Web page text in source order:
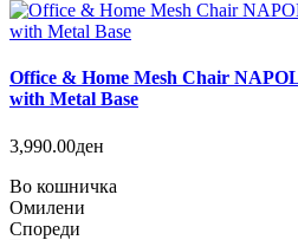
Office & Home Mesh Chair
with Metal Base
3,990.00ден
Во кошничка
Омилени
Спореди